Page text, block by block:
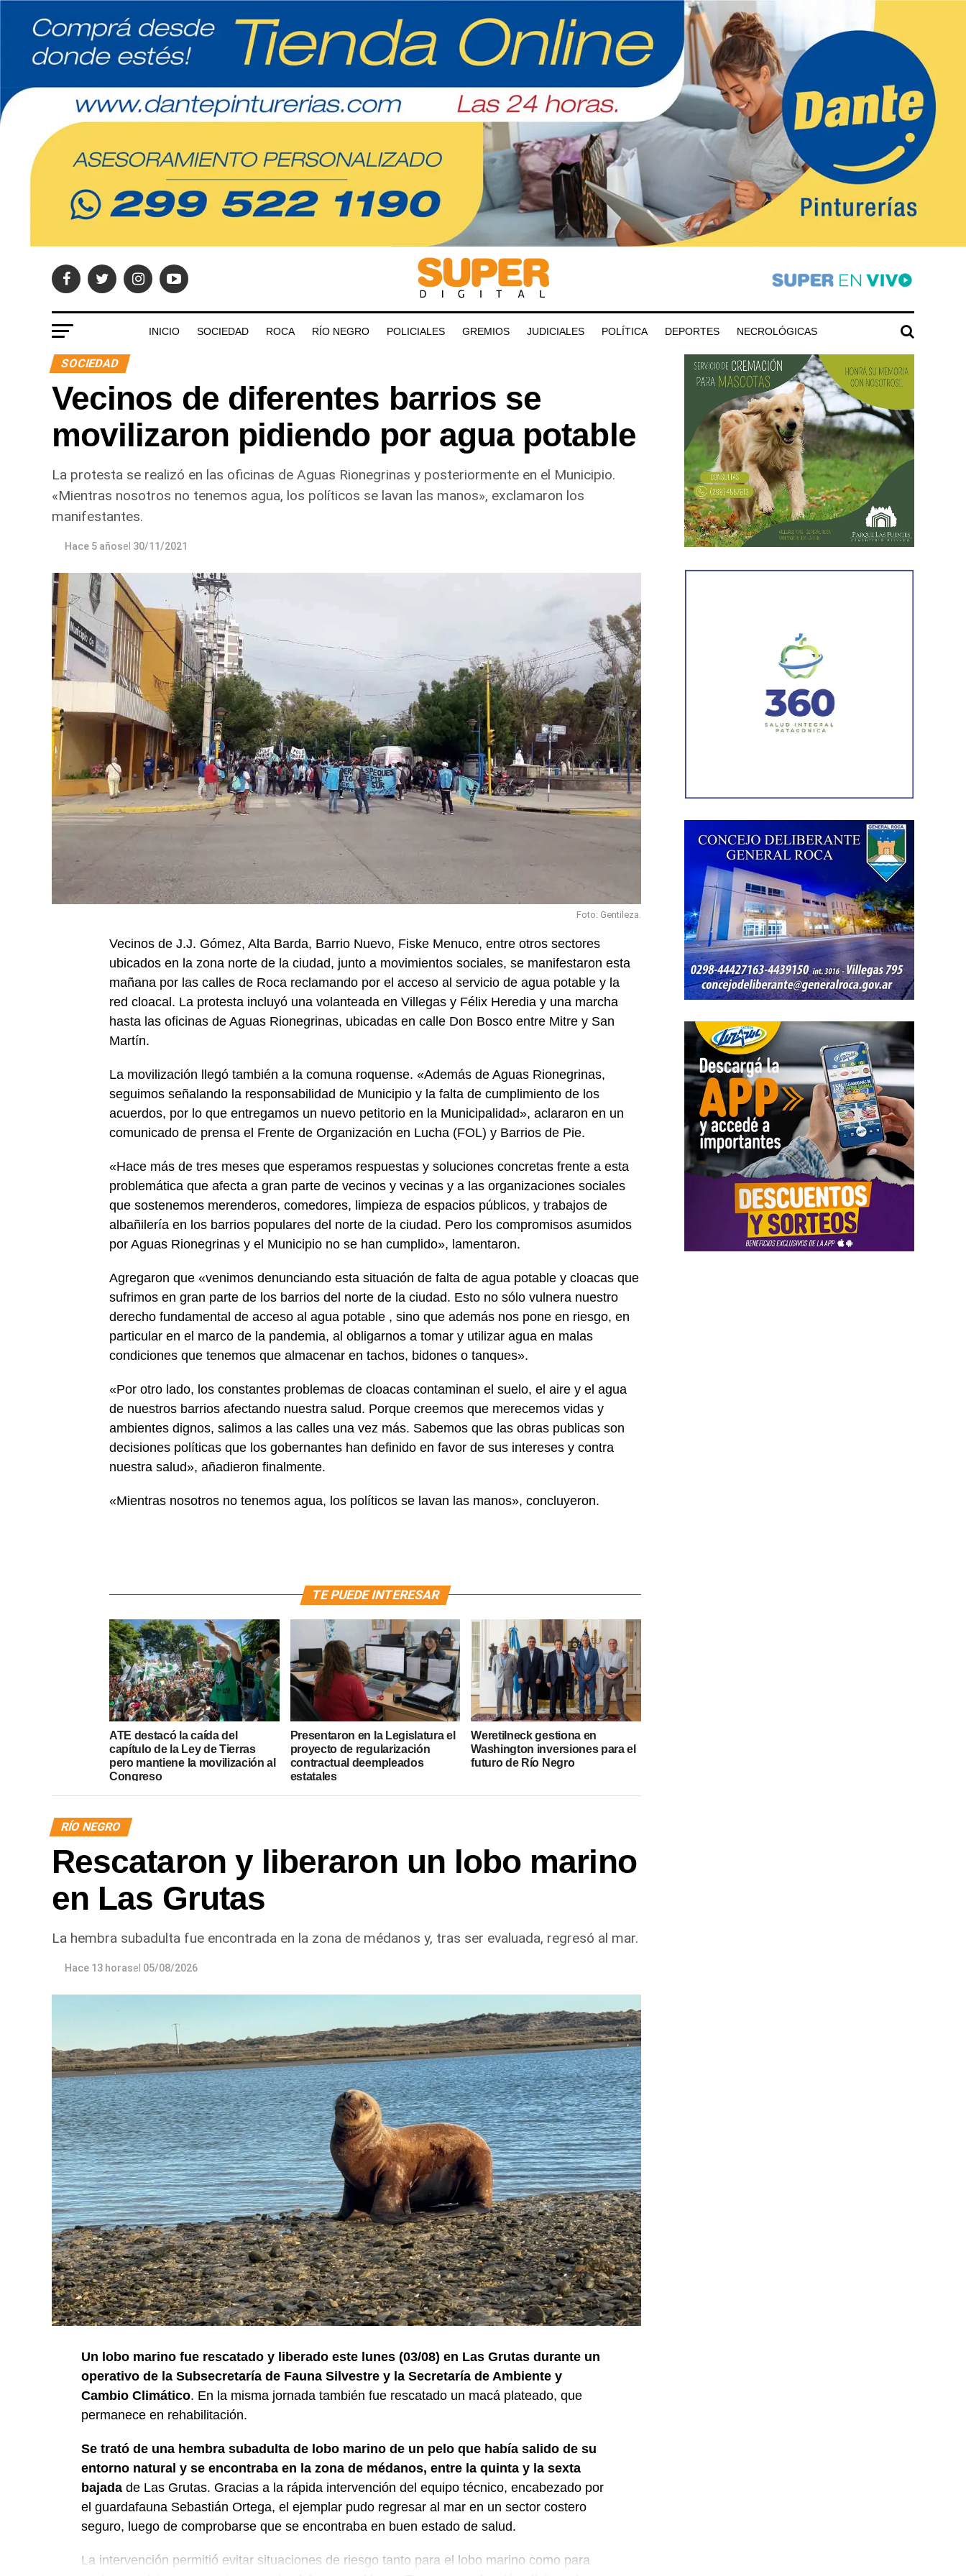
INICIO SOCIEDAD ROCA RÍO NEGRO POLICIALES GREMIOS JUDICIALES POLÍTICA DEPORTES NECROLÓGICAS
SOCIEDAD
Vecinos de diferentes barrios se
movilizaron pidiendo por agua potable
La protesta se realizó en las oficinas de Aguas Rionegrinas y posteriormente en el Municipio.
«Mientras nosotros no tenemos agua, los políticos se lavan las manos», exclamaron los
manifestantes.
Hace 5 añosel 30/11/2021
Foto: Gentileza.
Vecinos de J.J. Gómez, Alta Barda, Barrio Nuevo, Fiske Menuco, entre otros sectores
ubicados en la zona norte de la ciudad, junto a movimientos sociales, se manifestaron esta
mañana por las calles de Roca reclamando por el acceso al servicio de agua potable y la
red cloacal. La protesta incluyó una volanteada en Villegas y Félix Heredia y una marcha
hasta las oficinas de Aguas Rionegrinas, ubicadas en calle Don Bosco entre Mitre y San
Martín.
La movilización llegó también a la comuna roquense. «Además de Aguas Rionegrinas,
seguimos señalando la responsabilidad de Municipio y la falta de cumplimiento de los
acuerdos, por lo que entregamos un nuevo petitorio en la Municipalidad», aclararon en un
comunicado de prensa el Frente de Organización en Lucha (FOL) y Barrios de Pie.
«Hace más de tres meses que esperamos respuestas y soluciones concretas frente a esta
problemática que afecta a gran parte de vecinos y vecinas y a las organizaciones sociales
que sostenemos merenderos, comedores, limpieza de espacios públicos, y trabajos de
albañilería en los barrios populares del norte de la ciudad. Pero los compromisos asumidos
por Aguas Rionegrinas y el Municipio no se han cumplido», lamentaron.
Agregaron que «venimos denunciando esta situación de falta de agua potable y cloacas que
sufrimos en gran parte de los barrios del norte de la ciudad. Esto no sólo vulnera nuestro
derecho fundamental de acceso al agua potable , sino que además nos pone en riesgo, en
particular en el marco de la pandemia, al obligarnos a tomar y utilizar agua en malas
condiciones que tenemos que almacenar en tachos, bidones o tanques».
«Por otro lado, los constantes problemas de cloacas contaminan el suelo, el aire y el agua
de nuestros barrios afectando nuestra salud. Porque creemos que merecemos vidas y
ambientes dignos, salimos a las calles una vez más. Sabemos que las obras publicas son
decisiones políticas que los gobernantes han definido en favor de sus intereses y contra
nuestra salud», añadieron finalmente.
«Mientras nosotros no tenemos agua, los políticos se lavan las manos», concluyeron.
TE PUEDE INTERESAR
ATE destacó la caída del
capítulo de la Ley de Tierras
pero mantiene la movilización al
Congreso
Presentaron en la Legislatura el
proyecto de regularización
contractual deempleados
estatales
Weretilneck gestiona en
Washington inversiones para el
futuro de Río Negro
RÍO NEGRO
Rescataron y liberaron un lobo marino
en Las Grutas
La hembra subadulta fue encontrada en la zona de médanos y, tras ser evaluada, regresó al mar.
Hace 13 horasel 05/08/2026
Un lobo marino fue rescatado y liberado este lunes (03/08) en Las Grutas durante un
operativo de la Subsecretaría de Fauna Silvestre y la Secretaría de Ambiente y
Cambio Climático. En la misma jornada también fue rescatado un macá plateado, que
permanece en rehabilitación.
Se trató de una hembra subadulta de lobo marino de un pelo que había salido de su
entorno natural y se encontraba en la zona de médanos, entre la quinta y la sexta
bajada de Las Grutas. Gracias a la rápida intervención del equipo técnico, encabezado por
el guardafauna Sebastián Ortega, el ejemplar pudo regresar al mar en un sector costero
seguro, luego de comprobarse que se encontraba en buen estado de salud.
La intervención permitió evitar situaciones de riesgo tanto para el lobo marino como para